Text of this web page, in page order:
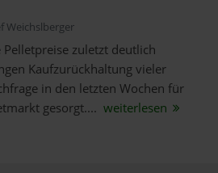
Weichslberger
zuletzt deutlich
Kaufzurückhaltung vieler
in den letzten Wochen für
gesorgt.... weiterlesen